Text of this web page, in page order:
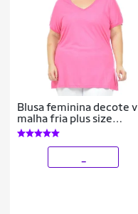
Blusa feminina decote v
malha fria plus size
fenomenal(sem
elasticidade) Laranja 56